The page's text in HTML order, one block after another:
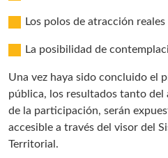
Los polos de atracción
La posibilidad de
Una vez haya sido concluido el
pública, los resultados tanto del
de la participación, serán
accesible a través del visor del
Territorial.